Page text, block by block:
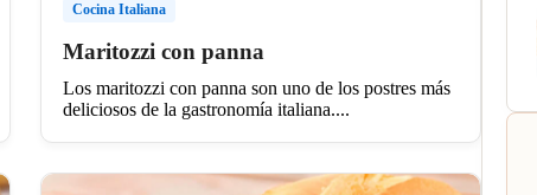
Cocina Italiana
Maritozzi con panna
Los maritozzi con panna son uno de los postres más
deliciosos de la gastronomía italiana....